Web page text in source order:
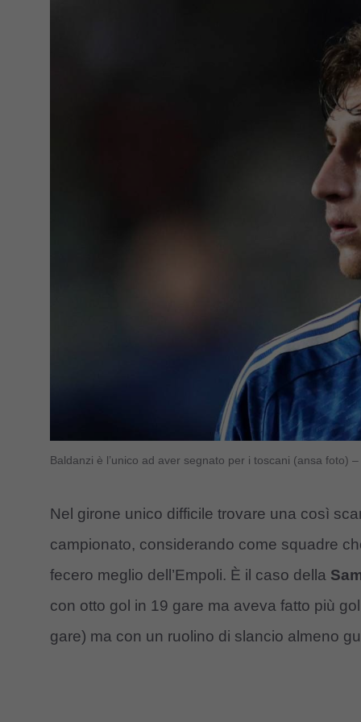
Baldanzi è l’unico ad aver segnato per i toscani (ansa foto)
Nel girone unico difficile trovare una così
campionato, considerando come squadre
fecero meglio dell’Empoli. È il caso della
con otto gol in 19 gare ma aveva fatto più
gare) ma con un ruolino di slancio almeno